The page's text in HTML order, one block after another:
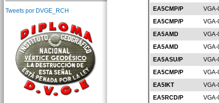
EA5CMP/P
EA5CMP/P
EA5AMD
EA5AMD
EA5ASU/P
EA5CMP/P
EA5IKT
EA5RCD/P
Tweets por DVGE_RCH